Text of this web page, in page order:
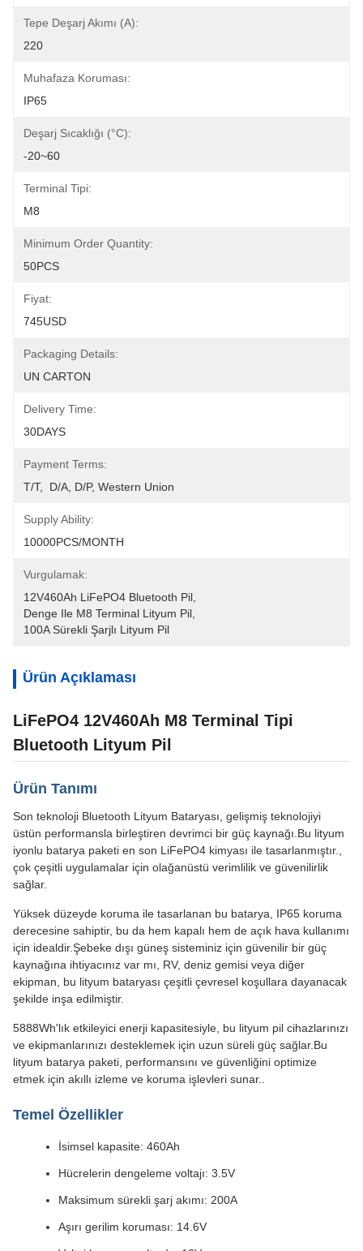
Tepe Deşarj Akımı (A):
220
Muhafaza Koruması:
IP65
Deşarj Sıcaklığı (°C):
-20~60
Terminal Tipi:
M8
Minimum Order Quantity:
50PCS
Fiyat:
745USD
Packaging Details:
UN CARTON
Delivery Time:
30DAYS
Payment Terms:
T/T,  D/A, D/P, Western Union
Supply Ability:
10000PCS/MONTH
Vurgulamak:
12V460Ah LiFePO4 Bluetooth Pil
Denge Ile M8 Terminal Lityum Pil
100A Sürekli Şarjlı Lityum Pil
Ürün Açıklaması
LiFePO4 12V460Ah M8 Terminal Tipi
Bluetooth Lityum Pil
Ürün Tanımı
Son teknoloji Bluetooth Lityum Bataryası, gelişmiş teknolojiyi
üstün performansla birleştiren devrimci bir güç kaynağı.Bu lityum
iyonlu batarya paketi en son LiFePO4 kimyası ile tasarlanmıştır.,
çok çeşitli uygulamalar için olağanüstü verimlilik ve güvenilirlik
sağlar.
Yüksek düzeyde koruma ile tasarlanan bu batarya, IP65 koruma
derecesine sahiptir, bu da hem kapalı hem de açık hava kullanımı
için idealdir.Şebeke dışı güneş sisteminiz için güvenilir bir güç
kaynağına ihtiyacınız var mı, RV, deniz gemisi veya diğer
ekipman, bu lityum bataryası çeşitli çevresel koşullara dayanacak
şekilde inşa edilmiştir.
5888Wh'lık etkileyici enerji kapasitesiyle, bu lityum pil cihazlarınızı
ve ekipmanlarınızı desteklemek için uzun süreli güç sağlar.Bu
lityum batarya paketi, performansını ve güvenliğini optimize
etmek için akıllı izleme ve koruma işlevleri sunar..
Temel Özellikler
İsimsel kapasite: 460Ah
Hücrelerin dengeleme voltajı: 3.5V
Maksimum sürekli şarj akımı: 200A
Aşırı gerilim koruması: 14.6V